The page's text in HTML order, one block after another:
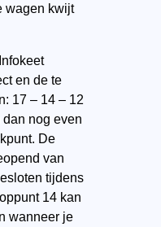
wagen kwijt
en de te
17 – 14 – 12
nog even
De
van
tijdens
14 kan
wanneer je